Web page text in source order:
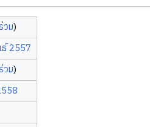
วม)
2557
วม)